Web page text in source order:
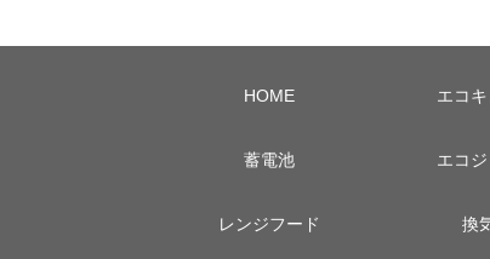
HOME エコ
蓄電池 エコ
レンジフード 換